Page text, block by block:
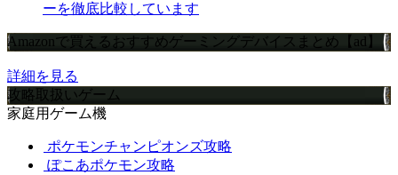
ーを徹底比較しています
Amazonで買えるおすすめゲーミングデバイスまとめ【ad】
詳細を見る
攻略取扱いゲーム
家庭用ゲーム機
ポケモンチャンピオンズ攻略
ぽこあポケモン攻略